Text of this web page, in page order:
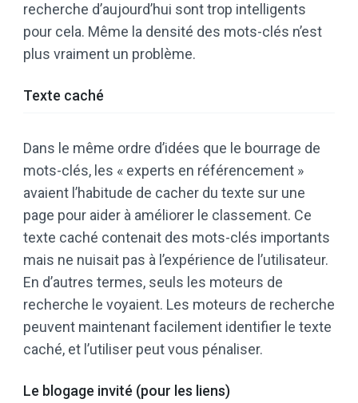
recherche d’aujourd’hui sont trop intelligents
pour cela. Même la densité des mots-clés n’est
plus vraiment un problème.
Texte caché
Dans le même ordre d’idées que le bourrage de
mots-clés, les « experts en référencement »
avaient l’habitude de cacher du texte sur une
page pour aider à améliorer le classement. Ce
texte caché contenait des mots-clés importants
mais ne nuisait pas à l’expérience de l’utilisateur.
En d’autres termes, seuls les moteurs de
recherche le voyaient. Les moteurs de recherche
peuvent maintenant facilement identifier le texte
caché, et l’utiliser peut vous pénaliser.
Le blogage invité (pour les liens)